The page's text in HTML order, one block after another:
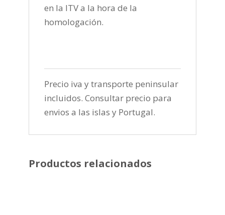
en la ITV a la hora de la
homologación.
Precio iva y transporte peninsular
incluidos. Consultar precio para
envios a las islas y Portugal.
Productos relacionados